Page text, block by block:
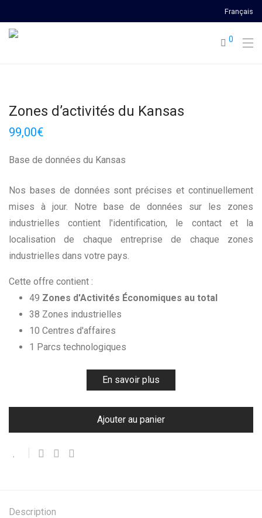
Français
0
Zones d’activités du Kansas
99,00€
Base de données du Kansas
Nos bases de données sont précises et continuellement
mises à jour. Notre base de données sur les zones
industrielles contient l'identification, le contact et la
localisation de chaque entreprise de chaque zones
industrielles dans votre pays.
Cette offre contient :
49 Zones d'Activités Économiques au total
38 Zones industrielles
10 Centres d'affaires
1 Parcs technologiques
En savoir plus
Ajouter au panier
Description